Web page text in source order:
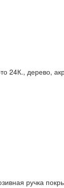
24К., дерево,
ручка